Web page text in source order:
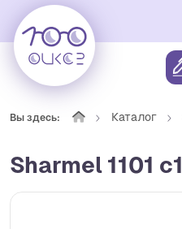
Вы здесь: Каталог
Sharmel 1101 c1